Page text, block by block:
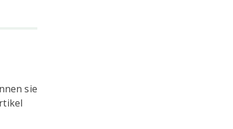
sie